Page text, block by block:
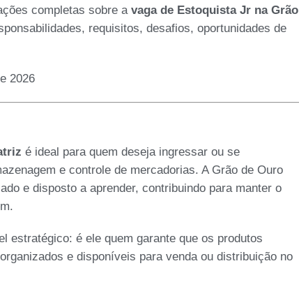
completas sobre a vaga de Estoquista Jr na Grão
requisitos, desafios, oportunidades de
2026
é ideal para quem deseja ingressar ou se
e controle de mercadorias. A Grão de Ouro
e disposto a aprender, contribuindo para manter o
estratégico: é ele quem garante que os produtos
e disponíveis para venda ou distribuição no